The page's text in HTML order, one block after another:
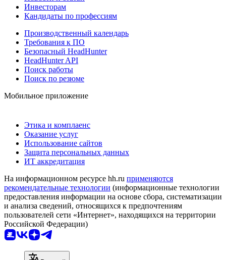
Инвесторам
Кандидаты по профессиям
Производственный календарь
Требования к ПО
Безопасный HeadHunter
HeadHunter API
Поиск работы
Поиск по резюме
Мобильное приложение
Этика и комплаенс
Оказание услуг
Использование сайтов
Защита персональных данных
ИТ аккредитация
На информационном ресурсе hh.ru применяются
рекомендательные технологии (информационные технологии
предоставления информации на основе сбора, систематизации
и анализа сведений, относящихся к предпочтениям
пользователей сети «Интернет», находящихся на территории
Российской Федерации)